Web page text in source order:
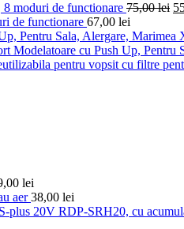
8 moduri de functionare 75,00lei
de functionare 67,00 lei
Pentru Sala, Alergare, Marimea
Modelatoare cu Push Up, Pentru
pentru vopsit cu filtre
lei
aer 38,00 lei
plus 20V RDP-SRH20, cu